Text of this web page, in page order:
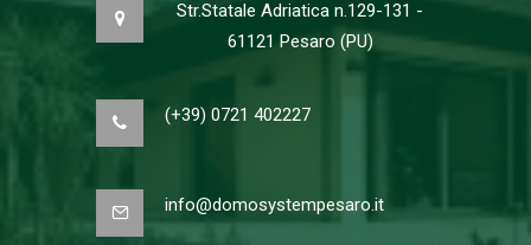
Str.Statale Adriatica n.129-131 -
61121 Pesaro (PU)
(+39) 0721 402227
info@domosystempesaro.it